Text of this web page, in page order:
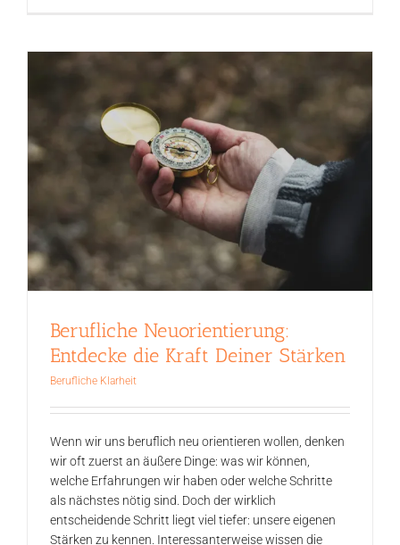
Berufliche Neuorientierung:
Entdecke die Kraft Deiner Stärken
Berufliche Klarheit
Wenn wir uns beruflich neu orientieren wollen, denken
wir oft zuerst an äußere Dinge: was wir können,
welche Erfahrungen wir haben oder welche Schritte
als nächstes nötig sind. Doch der wirklich
entscheidende Schritt liegt viel tiefer: unsere eigenen
Stärken zu kennen. Interessanterweise wissen die